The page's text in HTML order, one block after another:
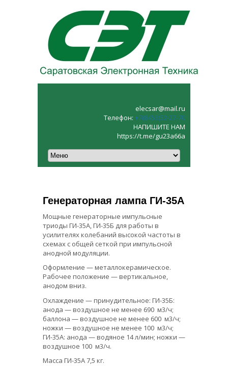
elecsar@mail.ru
Телефон: +7(8453)52‑27‑70
НАПИШИТЕ НАМ
https://t.me/gu23a66a
Генераторная лампа ГИ-35А
Мощные генераторные импульсные
триоды ГИ-35А, ГИ-35Б для работы в
усилителях колебаний высокой частоты в
схемах с общей сеткой при импульсной
анодной модуляции.
Оформление — металлокерамическое.
Рабочее положение — вертикальное,
анодом вниз.
Охлаждение — принудительное: ГИ-35Б:
анода — воздушное не менее 690 м3/ч;
баллона — воздушное не менее 600 м3/ч;
ножки — воздушное не менее 100 м3/ч;
ГИ-35А: анода — водяное 14 л/мин; ножки —
воздушное 100 м3/ч.
Масса ГИ-35А 7,5 кг.